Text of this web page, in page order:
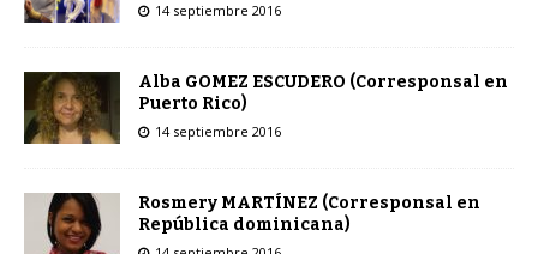
14 septiembre 2016
Alba GOMEZ ESCUDERO (Corresponsal en
Puerto Rico)
14 septiembre 2016
Rosmery MARTÍNEZ (Corresponsal en
República dominicana)